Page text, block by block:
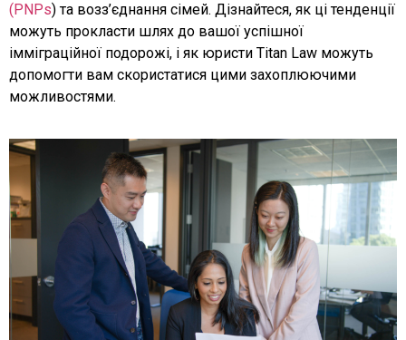
(PNPs) та возз’єднання сімей. Дізнайтеся, як ці тенденції
можуть прокласти шлях до вашої успішної
імміграційної подорожі, і як юристи Titan Law можуть
допомогти вам скористатися цими захоплюючими
можливостями.